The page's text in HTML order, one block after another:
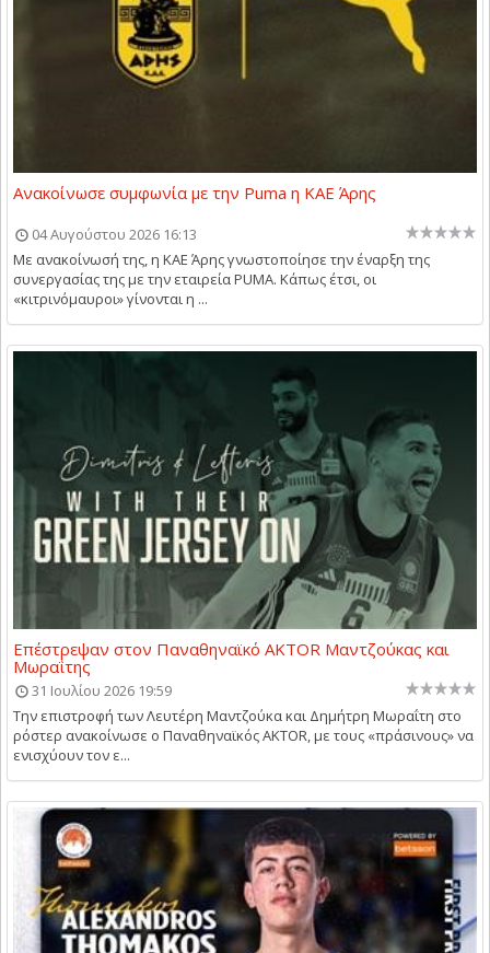
Ανακοίνωσε συμφωνία με την Puma η ΚΑΕ Άρης
04 Αυγούστου 2026 16:13
Με ανακοίνωσή της, η ΚΑΕ Άρης γνωστοποίησε την έναρξη της
συνεργασίας της με την εταιρεία PUMA. Κάπως έτσι, οι
«κιτρινόμαυροι» γίνονται η ...
Επέστρεψαν στον Παναθηναϊκό AKTOR Μαντζούκας και
Μωραΐτης
31 Ιουλίου 2026 19:59
Την επιστροφή των Λευτέρη Μαντζούκα και Δημήτρη Μωραΐτη στο
ρόστερ ανακοίνωσε ο Παναθηναϊκός AKTOR, με τους «πράσινους» να
ενισχύουν τον ε...